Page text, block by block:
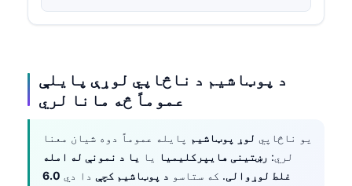
د پوټاشیم د ناڅاپي لوړې پایلې
عموماً څه مانا لري
یو ناڅاپي لوړ پوټاشیم پایله عموماً دوه شیان معنا
لري: رښتینی هایپرکلیمیا یا
یا د نمونې له امله
غلط لوړوالی. که ستاسو د پوټاشیم کچې دا دي 6.0